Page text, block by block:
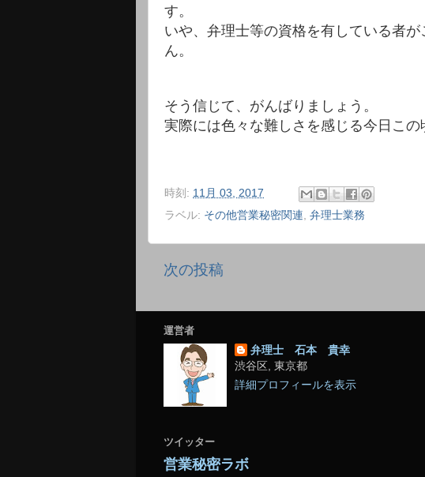
す。
いや、弁理士等の資格を有している者
ん。
そう信じて、がんばりましょう。
実際には色々な難しさを感じる今日この
時刻: 11月 03, 2017
ラベル: その他営業秘密関連 弁理士業務
次の投稿
運営者
弁理士 石本 貴幸
渋谷区, 東京都
詳細プロフィールを表示
ツイッター
営業秘密ラボ